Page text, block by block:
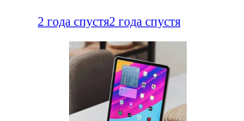
2 года спустя2 года спустя